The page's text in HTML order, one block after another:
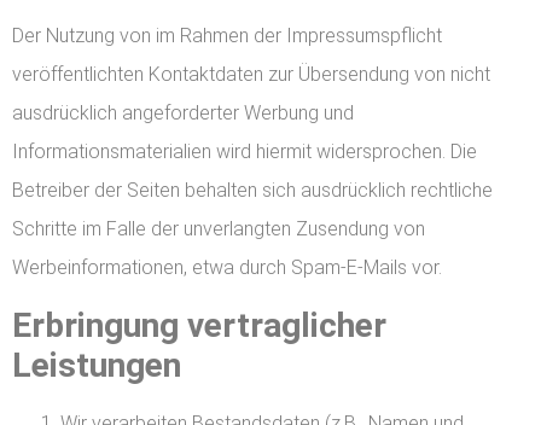
Der Nutzung von im Rahmen der Impressumspflicht
veröffentlichten Kontaktdaten zur Übersendung von nicht
ausdrücklich angeforderter Werbung und
Informationsmaterialien wird hiermit widersprochen. Die
Betreiber der Seiten behalten sich ausdrücklich rechtliche
Schritte im Falle der unverlangten Zusendung von
Werbeinformationen, etwa durch Spam-E-Mails vor.
Erbringung vertraglicher
Leistungen